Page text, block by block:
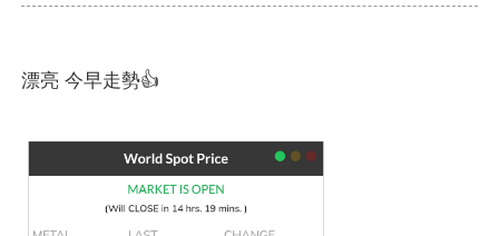
漂亮 今早走勢👍